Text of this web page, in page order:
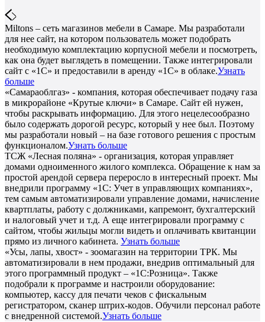
Miltons – сеть магазинов мебели в Самаре. Мы разработали
для нее сайт, на котором пользователь может подобрать
необходимую комплектацию корпусной мебели и посмотреть,
как она будет выглядеть в помещении. Также интегрировали
сайт с «1С» и предоставили в аренду «1С» в облаке.Узнать
больше
«Самараоблгаз» - компания, которая обеспечивает подачу газа
в микрорайоне «Крутые ключи» в Самаре. Сайт ей нужен,
чтобы раскрывать информацию. Для этого нецелесообразно
было содержать дорогой ресурс, который у нее был. Поэтому
мы разработали новый – на базе готового решения с простым
функционалом.Узнать больше
ТСЖ «Лесная поляна» - организация, которая управляет
домами одноименного жилого комплекса. Обращение к нам за
простой арендой сервера переросло в интересный проект. Мы
внедрили программу «1С: Учет в управляющих компаниях»,
тем самым автоматизировали управление домами, начисление
квартплаты, работу с должниками, капремонт, бухгалтерский
и налоговый учет и т.д. А еще интегрировали программу с
сайтом, чтобы жильцы могли видеть и оплачивать квитанции
прямо из личного кабинета. Узнать больше
«Усы, лапы, хвост» - зоомагазин на территории ТРК. Мы
автоматизировали в нем продажи, внедрив оптимальный для
этого программный продукт – «1С:Розница». Также
подобрали к программе и настроили оборудование:
компьютер, кассу для печати чеков с фискальным
регистратором, сканер штрих-кодов. Обучили персонал работе
с внедренной системой.Узнать больше